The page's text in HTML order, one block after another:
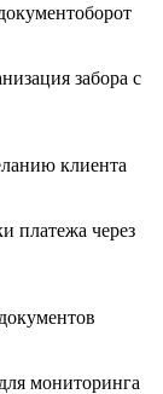
забора с
клиента
платежа через
мониторинга